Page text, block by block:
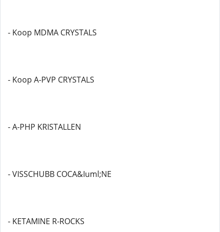
- Koop MDMA CRYSTALS
- Koop A-PVP CRYSTALS
- A-PHP KRISTALLEN
- VISSCHUBB COCA&Iuml;NE
- KETAMINE R-ROCKS